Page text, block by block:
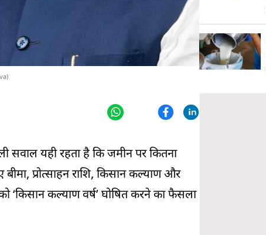
यही रहता है कि जमीन पर कितना
प्रोत्साहन राशि, किसान कल्याण और
‘किसान कल्याण वर्ष’ घोषित करने का फैसला